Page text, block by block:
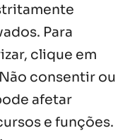
Para
clique em
consentir ou
afetar
e funções.